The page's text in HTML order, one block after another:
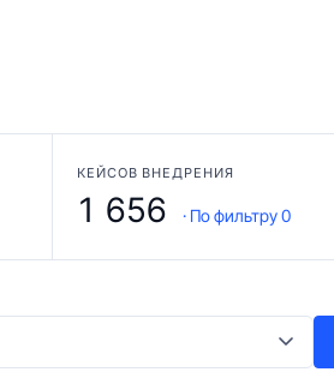
КЕЙСОВ ВНЕДРЕНИЯ
1 656 · По фильтру 0